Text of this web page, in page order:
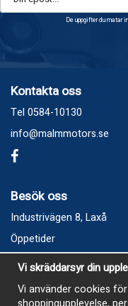
De uppgifter du matar
Kontakta oss
Tel 0584-10130
info@malmmotors.se
Besök oss
Industrivägen 8, Laxå
Öppetider
Vecka 32
Måndag kl 9-12, kl 13 - 15
Onsdag kl 9-12, kl 13 - 15
Vi skräddarsyr din
Vi använder cookies